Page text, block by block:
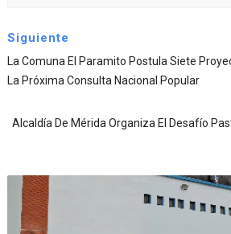
Siguiente
La Comuna El Paramito Postula Siete
La Próxima Consulta Nacional Popular
Alcaldía De Mérida Organiza El Desafío